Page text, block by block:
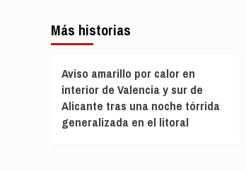
Más historias
Aviso amarillo por calor en
interior de Valencia y sur de
Alicante tras una noche tórrida
generalizada en el litoral